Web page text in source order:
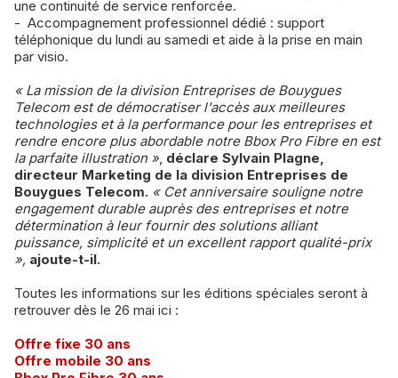
une continuité de service renforcée.
- Accompagnement professionnel dédié : support
téléphonique du lundi au samedi et aide à la prise en main
par visio.
« La mission de la division Entreprises de Bouygues
Telecom est de démocratiser l'accès aux meilleures
technologies et à la performance pour les entreprises et
rendre encore plus abordable notre Bbox Pro Fibre en est
la parfaite illustration », déclare Sylvain Plagne,
directeur Marketing de la division Entreprises de
Bouygues Telecom. « Cet anniversaire souligne notre
engagement durable auprès des entreprises et notre
détermination à leur fournir des solutions alliant
puissance, simplicité et un excellent rapport qualité-prix
», ajoute-t-il.
Toutes les informations sur les éditions spéciales seront à
retrouver dès le 26 mai ici :
Offre fixe 30 ans
Offre mobile 30 ans